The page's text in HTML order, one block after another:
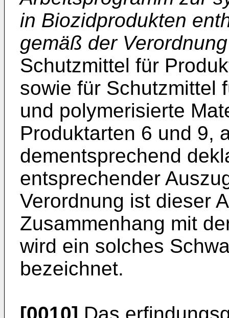
in Biozidprodukten
gemäß der
Schutzmittel für
sowie für Schutzmittel
und polymerisierte
Produktarten 6 und 9,
dementsprechend
entsprechender
Verordnung ist dieser
Zusammenhang mit
wird ein solches
bezeichnet.